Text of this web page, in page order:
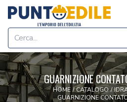
Home
Chi
Termini &
Contatti
GUARNIZIONE
HOME / CATALOGO /
GUARNIZIONE